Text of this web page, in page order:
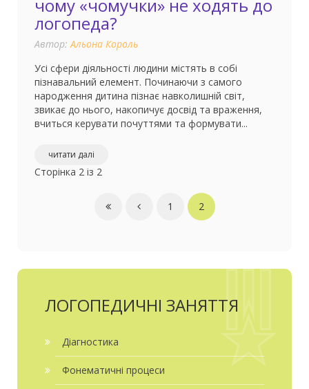
чому «чомучки» не ходять до
логопеда?
Автор:Альона Король
Усі сфери діяльності людини містять в собі
пізнавальний елемент. Починаючи з самого
народження дитина пізнає навколишній світ,
звикає до нього, накопичує досвід та враження,
вчиться керувати почуттями та формувати...
читати далі
Сторінка 2 із 2
1 2
ЛОГОПЕДИЧНІ ЗАНЯТТЯ
Діагностика
Фонематичні процеси